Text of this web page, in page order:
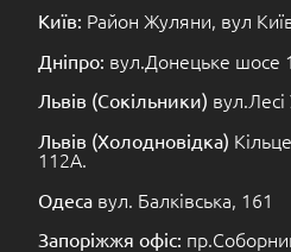
Київ: Район Жуляни, вул
Дніпро: вул.Донецьке шосе
Львів (Сокільники)
Львів (Холодновідка)
112А.
Одеса вул. Балківська, 161
Запоріжжя офіс: